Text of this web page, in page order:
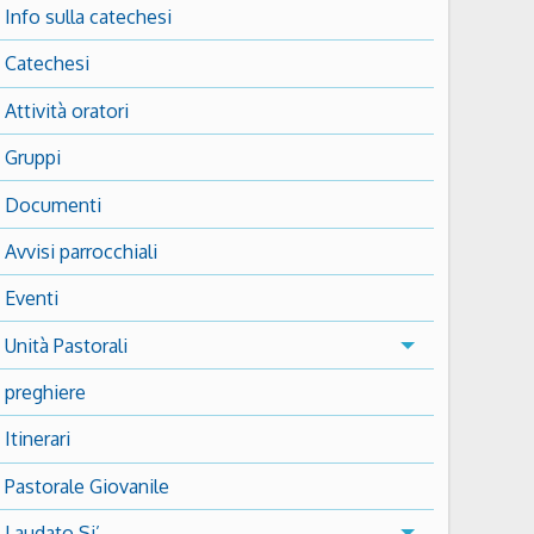
Info sulla catechesi
Catechesi
Attività oratori
Gruppi
Documenti
Avvisi parrocchiali
Eventi
Unità Pastorali
preghiere
Itinerari
Pastorale Giovanile